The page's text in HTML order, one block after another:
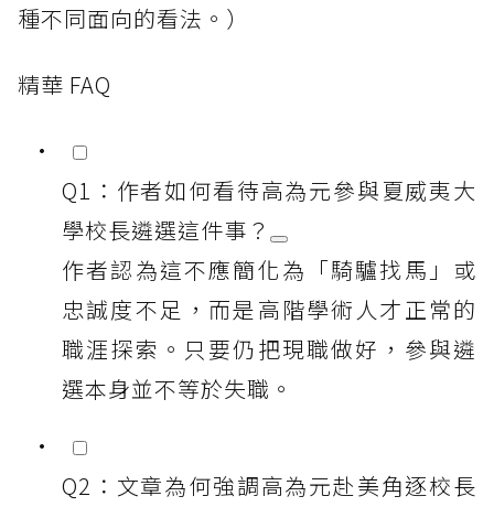
種不同面向的看法。）
精華 FAQ
Q1：作者如何看待高為元參與夏威夷大
學校長遴選這件事？
作者認為這不應簡化為「騎驢找馬」或
忠誠度不足，而是高階學術人才正常的
職涯探索。只要仍把現職做好，參與遴
選本身並不等於失職。
Q2：文章為何強調高為元赴美角逐校長